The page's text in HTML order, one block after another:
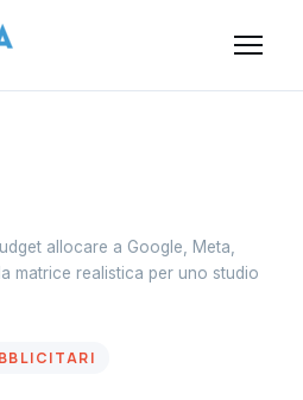
allocare a Google, Meta,
matrice realistica per uno studio